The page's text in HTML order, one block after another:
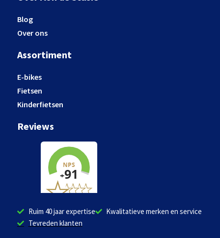
Blog
Over ons
Assortiment
E-bikes
Fietsen
Kinderfietsen
Reviews
Ruim 40 jaar expertise
Kwalitatieve merken en service
Tevreden klanten